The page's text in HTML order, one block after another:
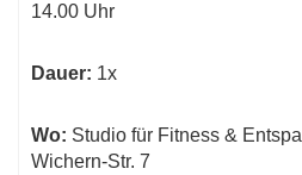
14.00 Uhr
Dauer: 1x
Wo: Studio für Fitness &
Wichern-Str. 7